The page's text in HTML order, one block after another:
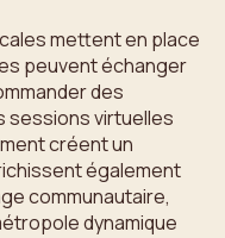
mettent en place
peuvent échanger
des
sessions virtuelles
créent un
également
communautaire,
dynamique